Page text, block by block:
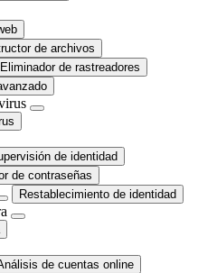
de archivos
Eliminador de rastreadores
de identidad
de contraseñas
Restablecimiento de identidad
de cuentas online